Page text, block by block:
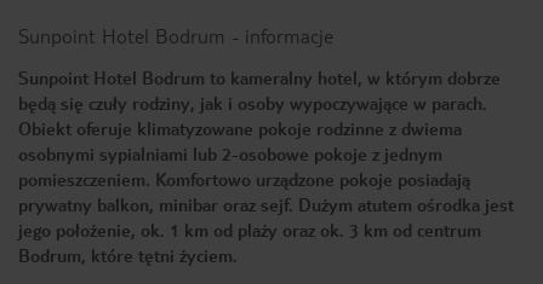
Sunpoint Hotel Bodrum - informacje
Sunpoint Hotel Bodrum to kameralny hotel, w którym dobrze
będą się czuły rodziny, jak i osoby wypoczywające w parach.
Obiekt oferuje klimatyzowane pokoje rodzinne z dwiema
osobnymi sypialniami lub 2-osobowe pokoje z jednym
pomieszczeniem. Komfortowo urządzone pokoje posiadają
prywatny balkon, minibar oraz sejf. Dużym atutem ośrodka jest
jego położenie, ok. 1 km od plaży oraz ok. 3 km od centrum
Bodrum, które tętni życiem.